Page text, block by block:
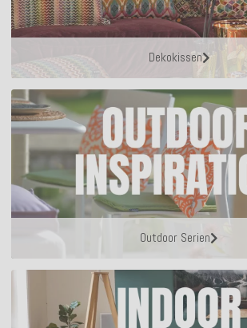
Dekokissen
Outdoor Serien